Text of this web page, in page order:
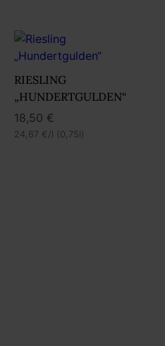
RIESLING
„HUNDERTGULDEN“
18,50 €
24,67 € /l (0,75l)